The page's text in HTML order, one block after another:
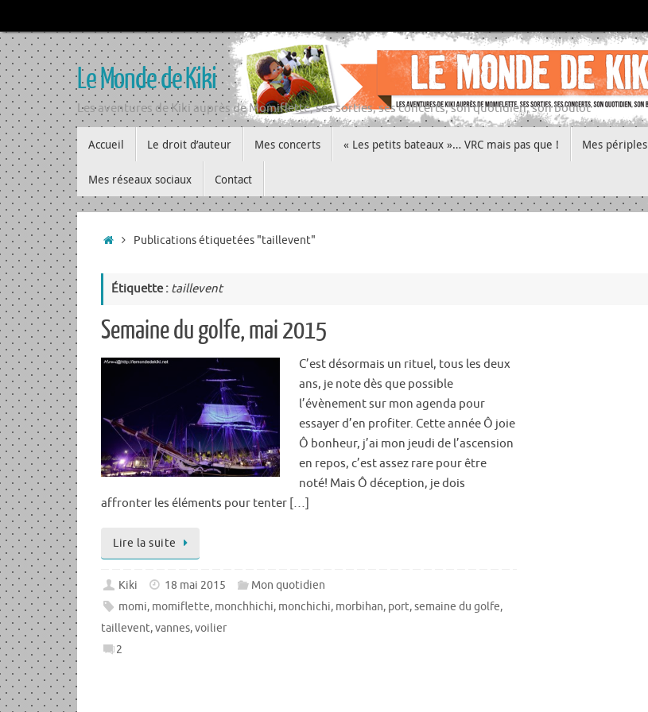
au
contenu
Le Monde de Kiki
Les aventures de Kiki auprès de Momiflette, ses sorties, ses concerts, son quotidien, son boulot
au
contenu
Accueil Le droit d’auteur Mes concerts « Les petits bateaux »… VRC mais pas que ! Mes périples
Mes réseaux sociaux Contact
Accueil
Publications étiquetées "taillevent"
Étiquette : taillevent
Semaine du golfe, mai 2015
C’est désormais un rituel, tous les deux
ans, je note dès que possible
l’évènement sur mon agenda pour
essayer d’en profiter. Cette année Ô joie
Ô bonheur, j’ai mon jeudi de l’ascension
en repos, c’est assez rare pour être
noté! Mais Ô déception, je dois
affronter les éléments pour tenter […]
Lire la suite
Kiki 18 mai 2015
Mon quotidien
momi, momiflette, monchhichi, monchichi, morbihan, port,semaine du golfe,
taillevent,vannes,voilier
2